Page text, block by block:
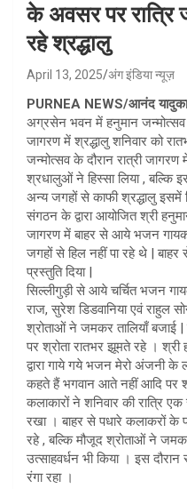
के अवसर पर रात्रि
रहे श्रद्धालु
April 13, 2025 अंग इंडिया न्यूज़
PURNEA NEWS/आनंद
अग्रसेन भवन में हनुमान जन्मोत्सव
जागरण में श्रद्धालु शनिवार को
जन्मोत्सव के दौरान रात्री
श्रधालुओं ने हिस्सा लिया , बल्कि
अन्य जगहों से काफी श्रद्धालु इसमें
संगठन के द्वारा आयोजित श्री
जागरण में बाहर से आये भजन
जगहों से हिल नहीं पा रहे थे |
प्रस्तुति दिया |
सिल्लीगुड़ी से आये चर्चित भजन
राज, सुरेश डिडवानिया एवं राहुल
श्रोताओं ने जमकर तालियाँ बजाई
पर श्रोता रातभर झूमते रहे ।
द्वारा गाये गये भजन मेरो अंजनी
कहते हैं भगवान आते नहीं आदि पर
कलाकारों ने शनिवार की रात्रि
रखा । बाहर से पधारे कलाकरों के
रहे , बल्कि मौजूद श्रोताओं ने
उत्साहवर्धन भी किया । इस
रंगा रहा ।